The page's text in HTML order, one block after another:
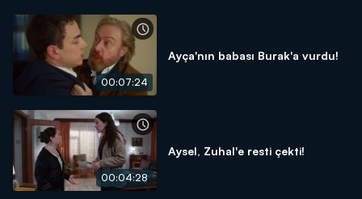
00:07:24
Ayça'nın babası Burak'a vurdu!
00:04:28
Aysel, Zuhal'e resti çekti!